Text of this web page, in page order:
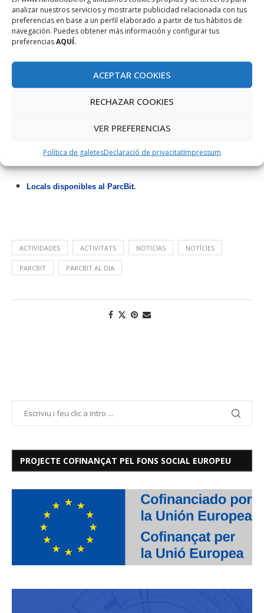
analizar nuestros servicios y mostrarte publicidad relacionada con tus
preferencias en base a un perfil elaborado a partir de tus hábitos de
navegación. Puedes obtener más información y configurar tus
preferenciasAQUÍ.
ACEPTAR COOKIES
RECHAZAR COOKIES
VER PREFERENCIAS
Política de galetesDeclaració de privacitatImpressum
ALTRES
“Koru, empreses en moviment”, 12 de novembre a Es
Locals disponibles al ParcBit.
ACTIVIDADES ACTIVITATS NOTICIAS NOTÍCIES
PARCBIT PARCBIT AL DIA
PROJECTE COFINANÇAT PEL FONS SOCIAL EUROPEU